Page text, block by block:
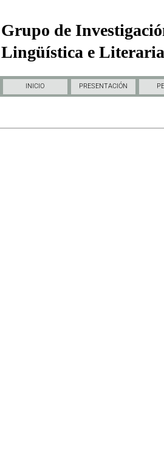
Grupo de
Lingüística e
INICIO PRESENTACIÓN